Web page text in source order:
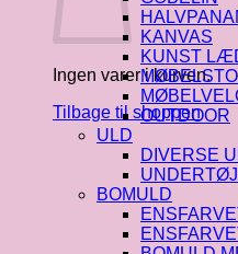
Ingen varer i kurven.
Tilbage til shoppen
KANVAS
KUNST
OUTDOOR
ULD
DIVERSE
BOMULD